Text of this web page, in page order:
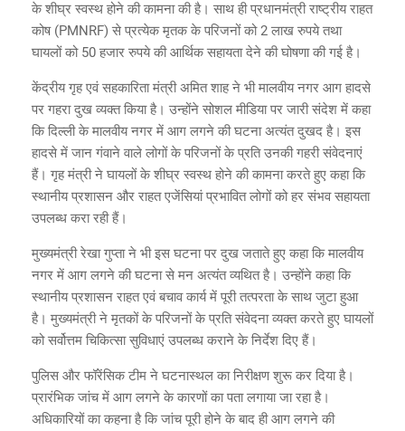
के शीघ्र स्वस्थ होने की कामना की है। साथ ही प्रधानमंत्री राष्ट्रीय राहत
कोष (PMNRF) से प्रत्येक मृतक के परिजनों को 2 लाख रुपये तथा
घायलों को 50 हजार रुपये की आर्थिक सहायता देने की घोषणा की गई है।
केंद्रीय गृह एवं सहकारिता मंत्री अमित शाह ने भी मालवीय नगर आग हादसे
पर गहरा दुख व्यक्त किया है। उन्होंने सोशल मीडिया पर जारी संदेश में कहा
कि दिल्ली के मालवीय नगर में आग लगने की घटना अत्यंत दुखद है। इस
हादसे में जान गंवाने वाले लोगों के परिजनों के प्रति उनकी गहरी संवेदनाएं
हैं। गृह मंत्री ने घायलों के शीघ्र स्वस्थ होने की कामना करते हुए कहा कि
स्थानीय प्रशासन और राहत एजेंसियां प्रभावित लोगों को हर संभव सहायता
उपलब्ध करा रही हैं।
मुख्यमंत्री रेखा गुप्ता ने भी इस घटना पर दुख जताते हुए कहा कि मालवीय
नगर में आग लगने की घटना से मन अत्यंत व्यथित है। उन्होंने कहा कि
स्थानीय प्रशासन राहत एवं बचाव कार्य में पूरी तत्परता के साथ जुटा हुआ
है। मुख्यमंत्री ने मृतकों के परिजनों के प्रति संवेदना व्यक्त करते हुए घायलों
को सर्वोत्तम चिकित्सा सुविधाएं उपलब्ध कराने के निर्देश दिए हैं।
पुलिस और फॉरेंसिक टीम ने घटनास्थल का निरीक्षण शुरू कर दिया है।
प्रारंभिक जांच में आग लगने के कारणों का पता लगाया जा रहा है।
अधिकारियों का कहना है कि जांच पूरी होने के बाद ही आग लगने की